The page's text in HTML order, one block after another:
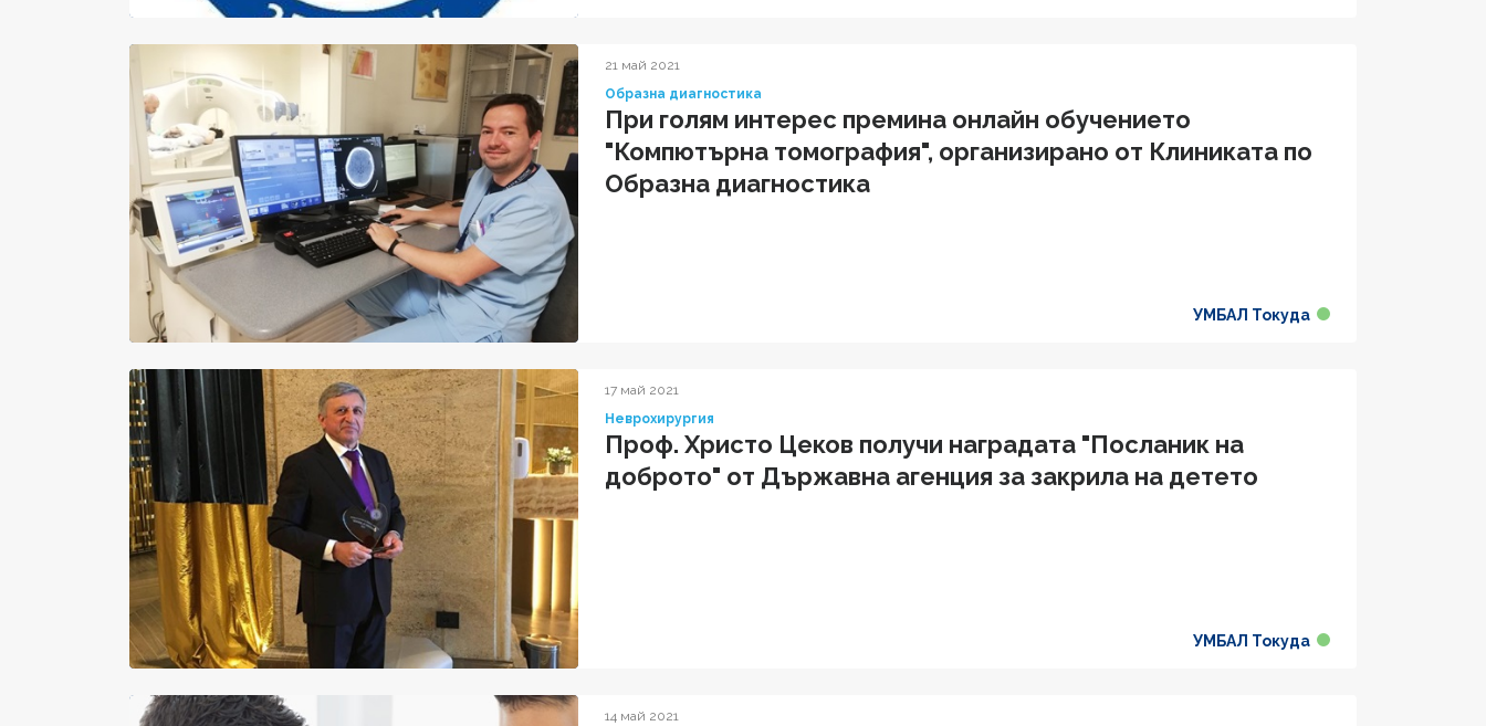
21 май 2021
Образна диагностика
При голям интерес премина онлайн обучението
"Компютърна томография", организирано от Клиниката по
Образна диагностика
УМБАЛ Токуда
17 май 2021
Неврохирургия
Проф. Христо Цеков получи наградата "Посланик на
доброто" от Държавна агенция за закрила на детето
УМБАЛ Токуда
14 май 2021